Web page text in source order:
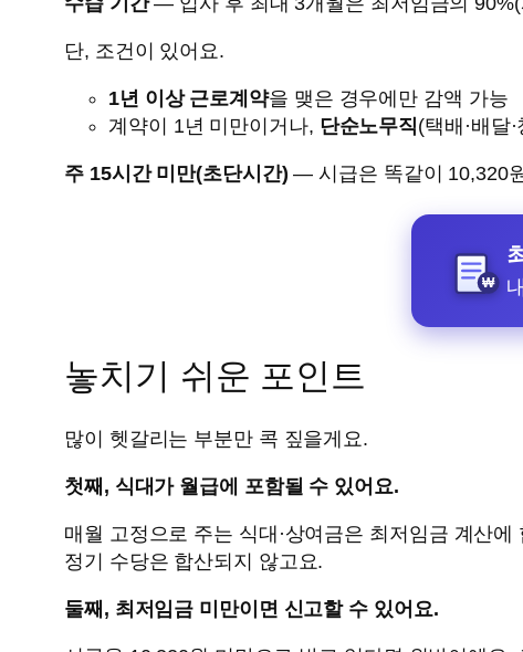
단, 조건이 있어요.
1년 이상 근로계약을 맺은 경우에만 감액 가능
계약이 1년 미만이거나, 단순노무직(택배·배달
주 15시간 미만(초단시간) — 시급은 똑같이 10,320
₩
놓치기 쉬운 포인트
많이 헷갈리는 부분만 콕 짚을게요.
첫째, 식대가 월급에 포함될 수 있어요.
매월 고정으로 주는 식대·상여금은 최저임금 계산
정기 수당은 합산되지 않고요.
둘째, 최저임금 미만이면 신고할 수 있어요.